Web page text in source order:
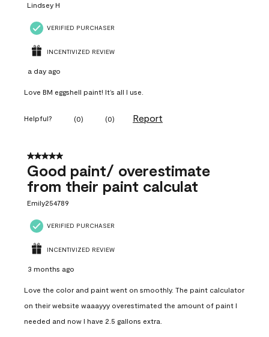
Lindsey H
VERIFIED PURCHASER
INCENTIVIZED REVIEW
a day ago
Love BM eggshell paint! It’s all I use.
Helpful? (0) (0) Report
5 out of 5 stars.
Good paint/ overestimate
from their paint calculat
Emily254789
VERIFIED PURCHASER
INCENTIVIZED REVIEW
3 months ago
Love the color and paint went on smoothly. The paint calculator
on their website waaayyy overestimated the amount of paint I
needed and now I have 2.5 gallons extra.